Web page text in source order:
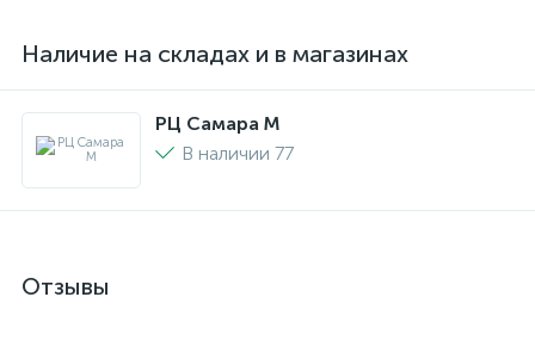
Наличие на складах и в магазинах
РЦ Самара M
В наличии 77
Отзывы